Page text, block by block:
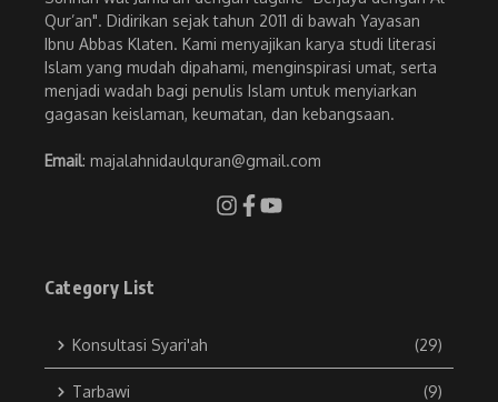
Qur’an". Didirikan sejak tahun 2011 di bawah Yayasan
Ibnu Abbas Klaten. Kami menyajikan karya studi literasi
Islam yang mudah dipahami, menginspirasi umat, serta
menjadi wadah bagi penulis Islam untuk menyiarkan
gagasan keislaman, keumatan, dan kebangsaan.
Email: majalahnidaulquran@gmail.com
Category List
Konsultasi Syari'ah (29)
Tarbawi (9)